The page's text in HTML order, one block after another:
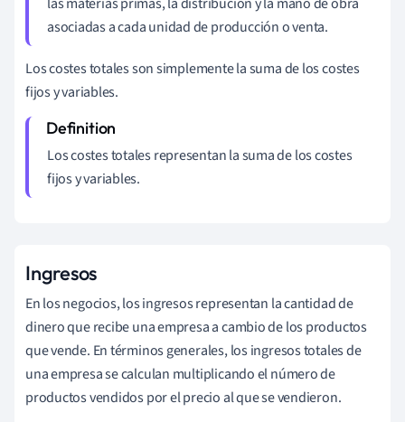
asociadas a cada unidad de producción o venta.
Los costes totales son simplemente la suma de los costes
fijos y variables.
Los costes totales representan la suma de los costes
fijos y variables.
Ingresos
En los negocios, los ingresos representan la cantidad de
dinero que recibe una empresa a cambio de los productos
que vende. En términos generales, los ingresos totales de
una empresa se calculan multiplicando el número de
productos vendidos por el precio al que se vendieron.